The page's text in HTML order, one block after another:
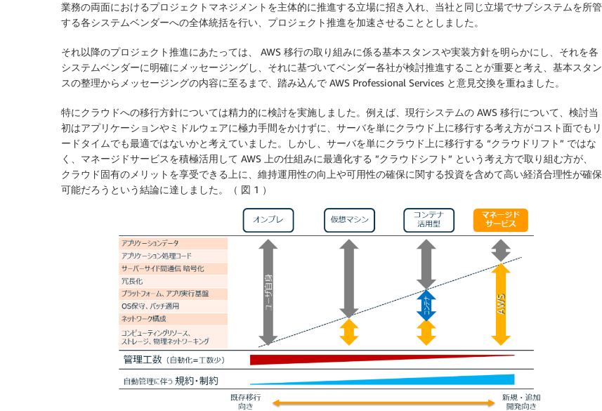
業務の両面におけるプロジェクトマネジメントを主体的に推進する立場に招き入れ、当社と同じ立場でサブシステムを所管
する各システムベンダーへの全体統括を行い、プロジェクト推進を加速させることとしました。
それ以降のプロジェクト推進にあたっては、 AWS 移行の取り組みに係る基本スタンスや実装方針を明らかにし、それを各
システムベンダーに明確にメッセージングし、それに基づいてベンダー各社が検討推進することが重要と考え、基本スタン
スの整理からメッセージングの内容に至るまで、踏み込んで AWS Professional Services と意見交換を重ねました。
特にクラウドへの移行方針については精力的に検討を実施しました。例えば、現行システムの AWS 移行について、検討当
初はアプリケーションやミドルウェアに極力手間をかけずに、サーバを単にクラウド上に移行する考え方がコスト面でもリ
ードタイムでも最適ではないかと考えていました。しかし、サーバを単にクラウド上に移行する “クラウドリフト” ではな
く、マネージドサービスを積極活用して AWS 上の仕組みに最適化する ”クラウドシフト” という考え方で取り組む方が、
クラウド固有のメリットを享受できる上に、維持運用性の向上や可用性の確保に関する投資を含めて高い経済合理性が確保
可能だろうという結論に達しました。（ 図 1 ）